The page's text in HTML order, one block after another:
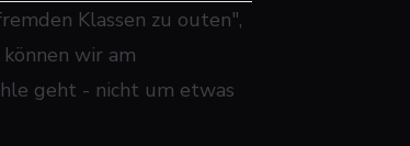
Klassen zu outen",
wir am
geht - nicht um etwas